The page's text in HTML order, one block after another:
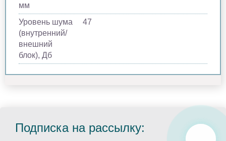
мм
Уровень шума
(внутренний/
внешний
блок), Дб
47
Подписка на рассылку: